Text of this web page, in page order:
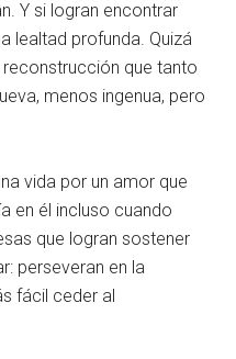
Y si logran encontrar
lealtad profunda. Quizá
que tanto
menos ingenua, pero
vida por un amor que
en él incluso cuando
que logran sostener
perseveran en la
fácil ceder al